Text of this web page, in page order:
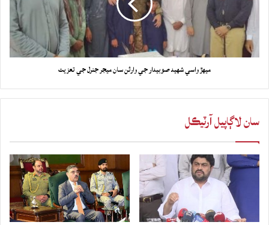
ميهڙ واسي شهيد صوبيدار جي وارثن سان ميجر جنرل جي تعزيت
سان لاڳاپيل آرٽيڪل